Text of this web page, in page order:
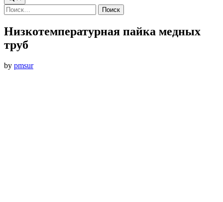
Найти:
Низкотемпературная пайка медных
труб
by pmsur